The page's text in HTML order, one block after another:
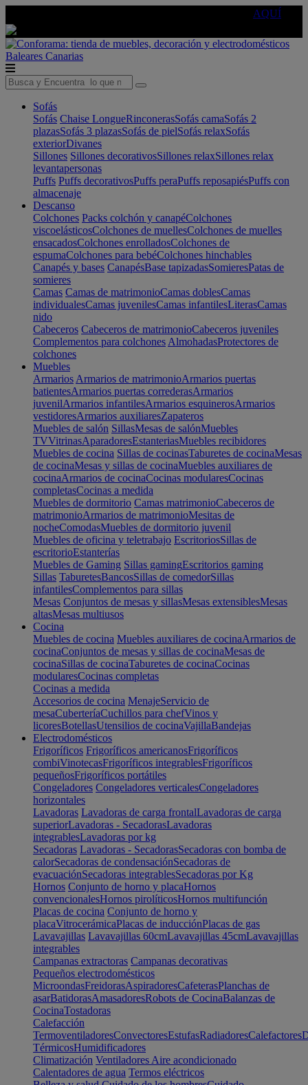
AQUÍ
Baleares Canarias
Sofás
Sofás Chaise LongueRinconerasSofás camaSofás 2
plazasSofás 3 plazasSofás de pielSofás relaxSofás
exteriorDivanes
Sillones Sillones decorativosSillones relaxSillones relax
levantapersonas
Puffs Puffs decorativosPuffs peraPuffs reposapiésPuffs con
almacenaje
Descanso
Colchones Packs colchón y canapéColchones
viscoelásticosColchones de muellesColchones de muelles
ensacadosColchones enrolladosColchones de
espumaColchones para bebéColchones hinchables
Canapés y bases CanapésBase tapizadasSomieresPatas de
somieres
Camas Camas de matrimonioCamas doblesCamas
individualesCamas juvenilesCamas infantilesLiterasCamas
nido
Cabeceros Cabeceros de matrimonioCabeceros juveniles
Complementos para colchones AlmohadasProtectores de
colchones
Muebles
Armarios Armarios de matrimonioArmarios puertas
batientesArmarios puertas correderasArmarios
juvenilArmarios infantilesArmarios esquinerosArmarios
vestidoresArmarios auxiliaresZapateros
Muebles de salón SillasMesas de salónMuebles
TVVitrinasAparadoresEstanteriasMuebles recibidores
Muebles de cocina Sillas de cocinasTaburetes de cocinaMesas
de cocinaMesas y sillas de cocinaMuebles auxiliares de
cocinaArmarios de cocinaCocinas modularesCocinas
completasCocinas a medida
Muebles de dormitorio Camas matrimonioCabeceros de
matrimonioArmarios de matrimonioMesitas de
nocheComodasMuebles de dormitorio juvenil
Muebles de oficina y teletrabajo EscritoriosSillas de
escritorioEstanterías
Muebles de Gaming Sillas gamingEscritorios gaming
Sillas TaburetesBancosSillas de comedorSillas
infantilesComplementos para sillas
Mesas Conjuntos de mesas y sillasMesas extensiblesMesas
altasMesas multiusos
Cocina
Muebles de cocina Muebles auxiliares de cocinaArmarios de
cocinaConjuntos de mesas y sillas de cocinaMesas de
cocinaSillas de cocinaTaburetes de cocinaCocinas
modularesCocinas completas
Cocinas a medida
Accesorios de cocina MenajeServicio de
mesaCuberteríaCuchillos para chefVinos y
licoresBotellasUtensilios de cocinaVajillaBandejas
Electrodomésticos
Frigoríficos Frigoríficos americanosFrigoríficos
combiVinotecasFrigoríficos integrablesFrigoríficos
pequeñosFrigoríficos portátiles
Congeladores Congeladores verticalesCongeladores
horizontales
Lavadoras Lavadoras de carga frontalLavadoras de carga
superiorLavadoras - SecadorasLavadoras
integrablesLavadoras por kg
Secadoras Lavadoras - SecadorasSecadoras con bomba de
calorSecadoras de condensaciónSecadoras de
evacuaciónSecadoras integrablesSecadoras por Kg
Hornos Conjunto de horno y placaHornos
convencionalesHornos pirolíticosHornos multifunción
Placas de cocina Conjunto de horno y
placaVitrocerámicaPlacas de inducciónPlacas de gas
Lavavajillas Lavavajillas 60cmLavavajillas 45cmLavavajillas
integrables
Campanas extractoras Campanas decorativas
Pequeños electrodomésticos
MicroondasFreidorasAspiradoresCafeterasPlanchas de
asarBatidorasAmasadoresRobots de CocinaBalanzas de
CocinaTostadoras
Calefacción
TermoventiladoresConvectoresEstufasRadiadoresCalefactores
TérmicosHumidificadores
Climatización Ventiladores Aire acondicionado
Calentadores de agua Termos eléctricos